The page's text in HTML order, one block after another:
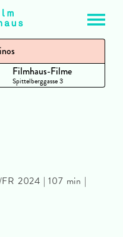
Filmhaus-Filme
Spittelberggasse 3
2024 | 107 min |